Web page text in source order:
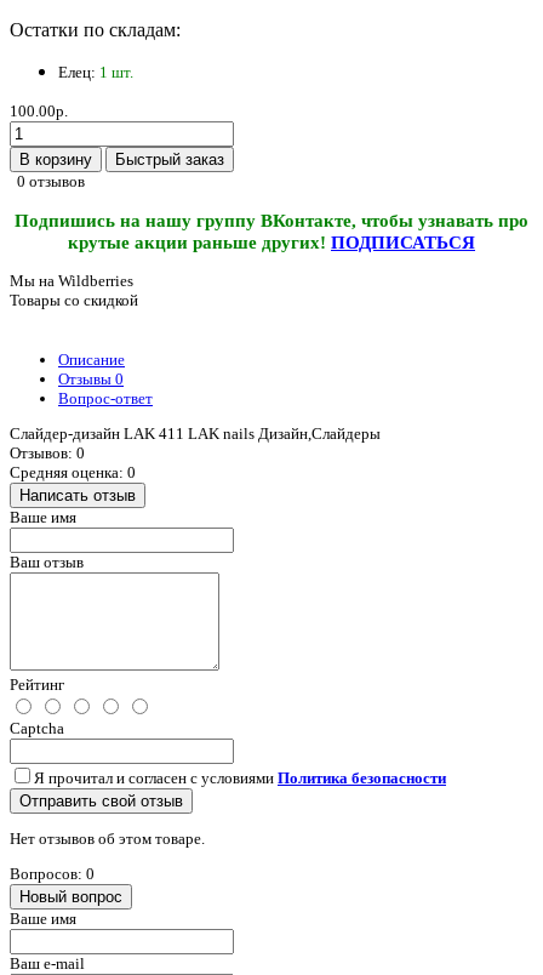
Остатки по складам:
Елец: 1 шт.
100.00р.
В корзину
Быстрый заказ
0 отзывов
Подпишись на нашу группу ВКонтакте, чтобы узнавать про
крутые акции раньше других! ПОДПИСАТЬСЯ
Мы на Wildberries
Товары со скидкой
Описание
Отзывы 0
Вопрос-ответ
Слайдер-дизайн LAK 411 LAK nails Дизайн,Слайдеры
Отзывов: 0
Средняя оценка: 0
Написать отзыв
Ваше имя
Ваш отзыв
Рейтинг
Captcha
Я прочитал и согласен с условиями Политика безопасности
Отправить свой отзыв
Нет отзывов об этом товаре.
Вопросов: 0
Новый вопрос
Ваше имя
Ваш e-mail